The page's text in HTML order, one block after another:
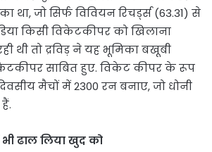
था, जो सिर्फ विवियन रिचर्ड्स (63.31) से
किसी विकेटकीपर को खिलाना
थी तो द्रविड़ ने यह भूमिका बखूबी
साबित हुए. विकेट कीपर के रूप
मैचों में 2300 रन बनाए, जो धोनी
ढाल लिया खुद को